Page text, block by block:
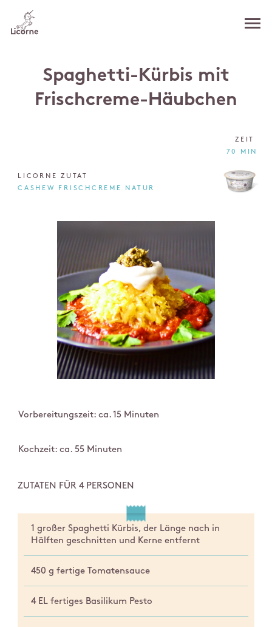
Spaghetti-Kürbis mit
Frischcreme-Häubchen
ZEIT
70 MIN
LICORNE ZUTAT
CASHEW FRISCHCREME NATUR
Vorbereitungszeit: ca. 15 Minuten
Kochzeit: ca. 55 Minuten
ZUTATEN FÜR 4 PERSONEN
1 großer Spaghetti Kürbis, der Länge nach in
Hälften geschnitten und Kerne entfernt
450 g fertige Tomatensauce
4 EL fertiges Basilikum Pesto